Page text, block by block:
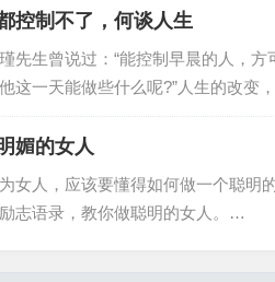
控制不了，何谈人生
先生曾说过：“能控制早晨的人，
这一天能做些什么呢?”人生的改变
媚的女人
女人，应该要懂得如何做一个聪明
志语录，教你做聪明的女人。…